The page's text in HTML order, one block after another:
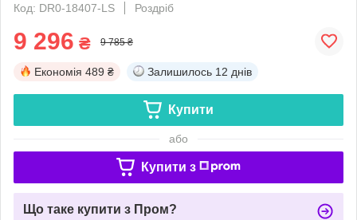
Код: DR0-18407-LS
Роздріб
9 296 ₴ 9 785 ₴
Економія 489 ₴ Залишилось 12 днів
Купити
або
Купити з
Що таке купити з Пром?